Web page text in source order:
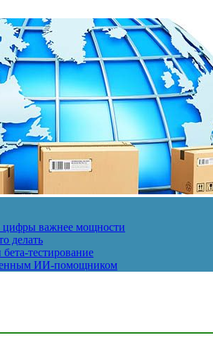
цифры важнее мощности
делать
тестирование
ИИ-помощником